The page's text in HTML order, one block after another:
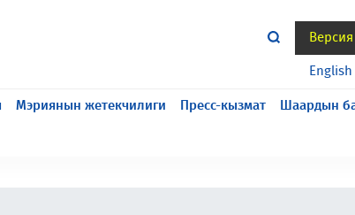
English
Мэриянын жетекчилиги Пресс-кызмат Шаардын